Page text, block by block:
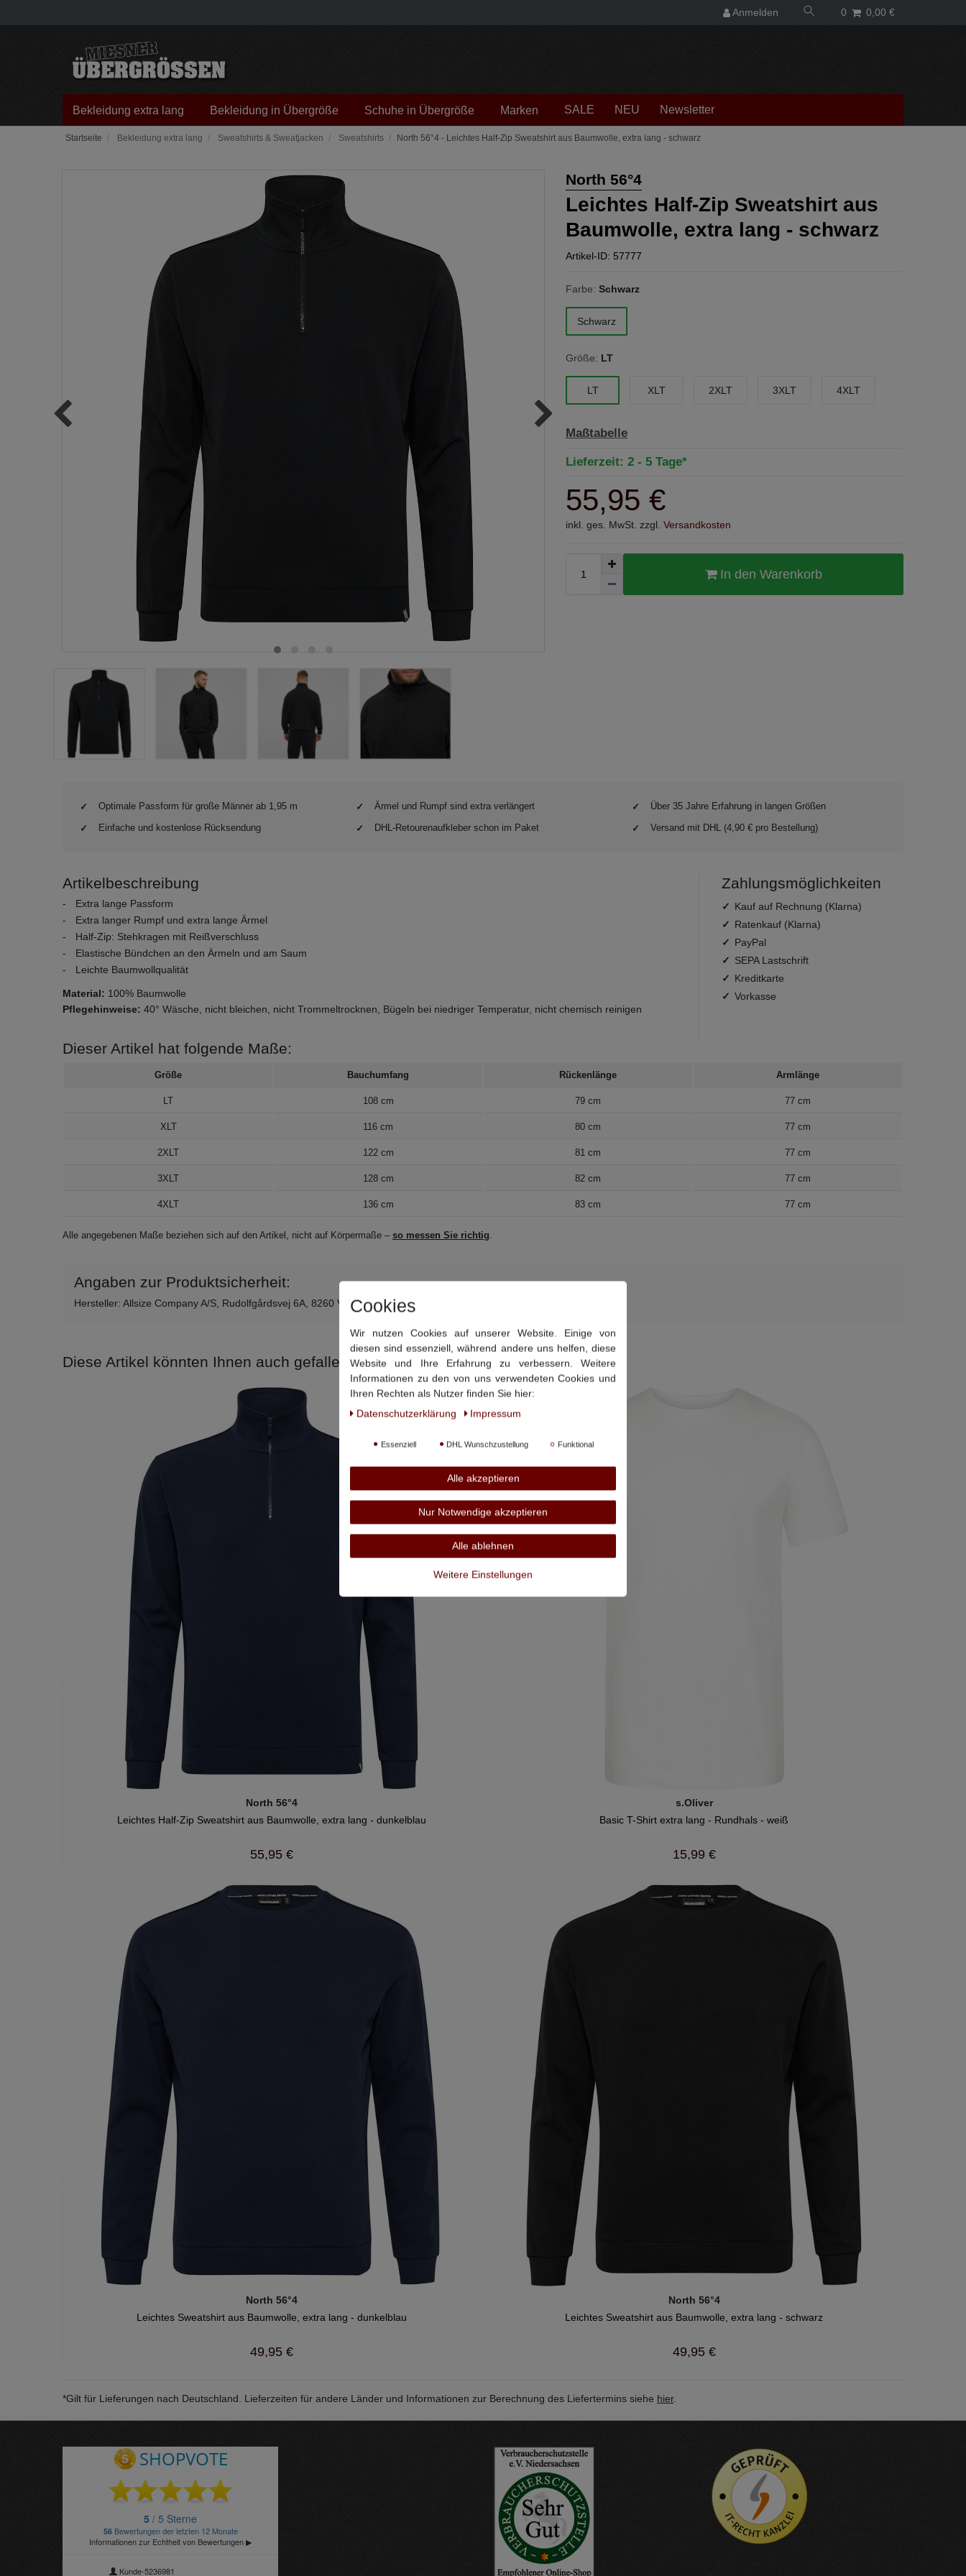
Anmelden 0 0,00 €
Bekleidung extra lang Bekleidung in Übergröße Schuhe in Übergröße Marken SALE NEU Newsletter
Bekleidung extra lang Sweatshirts & Sweatjacken Sweatshirts North 56°4 - Leichtes Half-Zip Sweatshirt aus Baumwolle, extra lang - schwarz
North 56°4
Leichtes Half-Zip Sweatshirt aus
Baumwolle, extra lang - schwarz
Artikel-ID: 57777
Farbe: Schwarz
Schwarz
Größe: LT
LT XLT 2XLT 3XLT 4XLT
Maßtabelle
Lieferzeit: 2 - 5 Tage*
55,95 €
inkl. ges. MwSt. zzgl. Versandkosten
In den Warenkorb
Optimale Passform für große Männer ab 1,95 m Ärmel und Rumpf sind extra verlängert
Über 35 Jahre Erfahrung in langen Größen
Einfache und kostenlose Rücksendung
DHL-Retourenaufkleber schon im Paket Versand mit DHL (4,90 € pro Bestellung)
Artikelbeschreibung
Extra lange Passform
Extra langer Rumpf und extra lange Ärmel
Half-Zip: Stehkragen mit Reißverschluss
Elastische Bündchen an den Ärmeln und am Saum
Leichte Baumwollqualität
Material: 100% Baumwolle
Pflegehinweise: 40° Wäsche, nicht bleichen, nicht Trommeltrocknen, Bügeln bei niedriger Temperatur, nicht chemisch reinigen
Zahlungsmöglichkeiten
Kauf auf Rechnung (Klarna)
Ratenkauf (Klarna)
PayPal
SEPA Lastschrift
Kreditkarte
Vorkasse
Dieser Artikel hat folgende Maße:
Größe Bauchumfang Rückenlänge Armlänge
LT 108 cm 79 cm 77 cm
XLT 116 cm 80 cm 77 cm
2XLT 122 cm 81 cm 77 cm
3XLT 128 cm 82 cm 77 cm
4XLT 136 cm 83 cm 77 cm
Alle angegebenen Maße beziehen sich auf den Artikel, nicht auf Körpermaße – so messen Sie richtig.
Angaben zur Produktsicherheit:
Hersteller: Allsize Company A/S, Rudolfgårdsvej 6A, 8260 Viby J, Dänemark, info@allsize.net
Diese Artikel könnten Ihnen auch gefallen:
North 56°4
Leichtes Half-Zip Sweatshirt aus Baumwolle, extra lang - dunkelblau
55,95 €
s.Oliver
Basic T-Shirt extra lang - Rundhals - weiß
15,99 €
North 56°4
Leichtes Sweatshirt aus Baumwolle, extra lang - dunkelblau
49,95 €
North 56°4
Leichtes Sweatshirt aus Baumwolle, extra lang - schwarz
49,95 €
*Gilt für Lieferungen nach Deutschland. Lieferzeiten für andere Länder und Informationen zur Berechnung des Liefertermins siehe hier.
Cookies
Wir nutzen Cookies auf unserer Website. Einige von
diesen sind essenziell, während andere uns helfen, diese
Website und Ihre Erfahrung zu verbessern. Weitere
Informationen zu den von uns verwendeten Cookies und
Ihren Rechten als Nutzer finden Sie hier:
Daten­schutz­erklärung
Impressum
Essenziell DHL Wunschzustellung Funktional
Alle akzeptieren
Nur Notwendige akzeptieren
Alle ablehnen
Weitere Einstellungen